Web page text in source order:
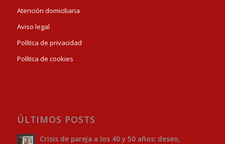
Atención domiciliaria
Aviso legal
Política de privacidad
Política de cookies
ÚLTIMOS POSTS
Crisis de pareja a los 40 y 50 años: deseo,